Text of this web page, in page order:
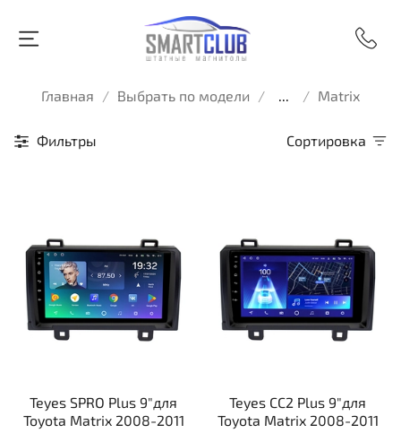
Главная Выбрать по модели ... Matrix
Фильтры Сортировка
Teyes SPRO Plus 9"для
Toyota Matrix 2008-2011
Teyes CC2 Plus 9"для
Toyota Matrix 2008-2011